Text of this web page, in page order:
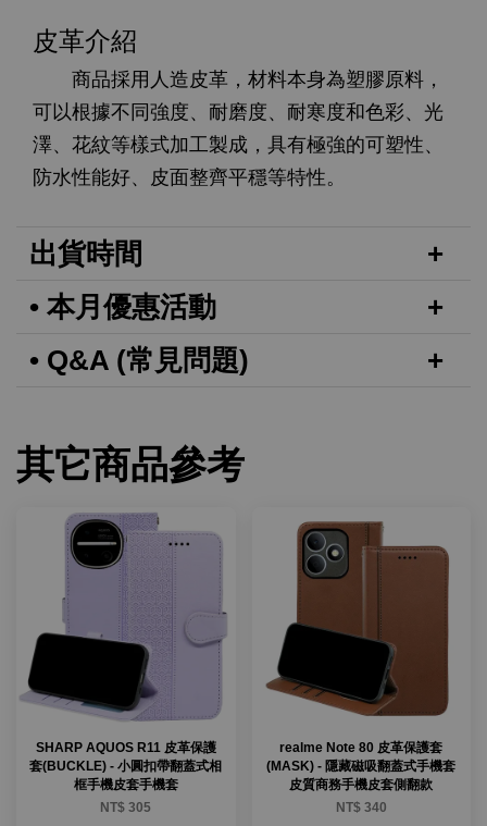
皮革介紹
商品採用人造皮革，材料本身為塑膠原料，
可以根據不同強度、耐磨度、耐寒度和色彩、光
澤、花紋等樣式加工製成，具有極強的可塑性、
防水性能好、皮面整齊平穩等特性。
出貨時間
• 本月優惠活動
• Q&A (常見問題)
其它商品參考
SHARP AQUOS R11 皮革保護
套(BUCKLE) - 小圓扣帶翻蓋式相
框手機皮套手機套
NT$ 305
realme Note 80 皮革保護套
(MASK) - 隱藏磁吸翻蓋式手機套
皮質商務手機皮套側翻款
NT$ 340